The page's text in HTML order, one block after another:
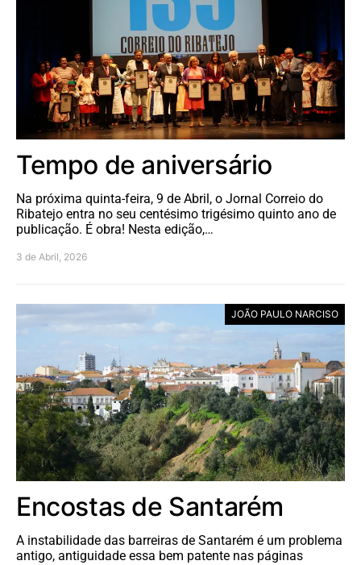
Tempo de aniversário
Na próxima quinta-feira, 9 de Abril, o Jornal Correio do
Ribatejo entra no seu centésimo trigésimo quinto ano de
publicação. É obra! Nesta edição,…
3 de Abril, 2026
JOÃO PAULO NARCISO
Encostas de Santarém
A instabilidade das barreiras de Santarém é um problema
antigo, antiguidade essa bem patente nas páginas